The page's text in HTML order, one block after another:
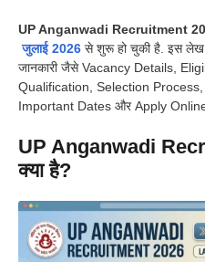
UP Anganwadi Recruitment
जुलाई 2026 से शुरू हो चुकी है. इस लेख
जानकारी जैसे Vacancy Details,
Qualification, Selection
Important Dates और Apply Online
UP Anganwadi
क्या है?